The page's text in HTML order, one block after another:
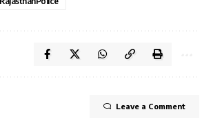
Leave a Comment